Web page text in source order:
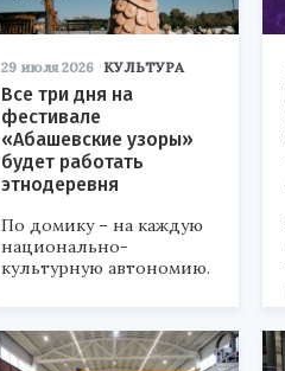
29 июля 2026 КУЛЬТУРА
Все три дня на
фестивале
«Абашевские узоры»
будет работать
этнодеревня
По домику – на каждую
национально-
культурную автономию.